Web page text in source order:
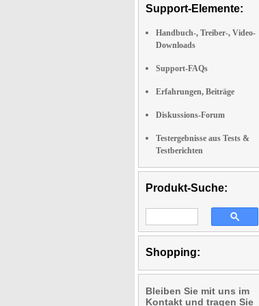
Support-Elemente:
Handbuch-, Treiber-, Video-
Downloads
Support-FAQs
Erfahrungen, Beiträge
Diskussions-Forum
Testergebnisse aus Tests &
Testberichten
Produkt-Suche:
Shopping:
Bleiben Sie mit uns im
Kontakt und tragen Sie